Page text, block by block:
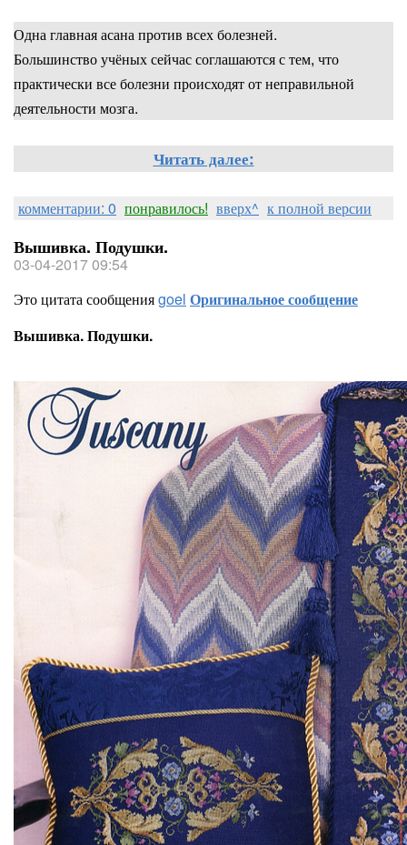
Одна главная асана против всех болезней.
Большинство учёных сейчас соглашаются с тем, что
практически все болезни происходят от неправильной
деятельности мозга.
Читать далее:
комментарии: 0 понравилось! вверх^ к полной версии
Вышивка. Подушки.
03-04-2017 09:54
Это цитата сообщенияgoel Оригинальное сообщение
Вышивка. Подушки.